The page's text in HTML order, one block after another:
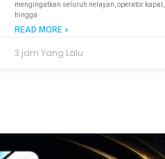
mengingatkan seluruh nelayan, operator kapal,
hingga
READ MORE »
3 jam Yang Lalu